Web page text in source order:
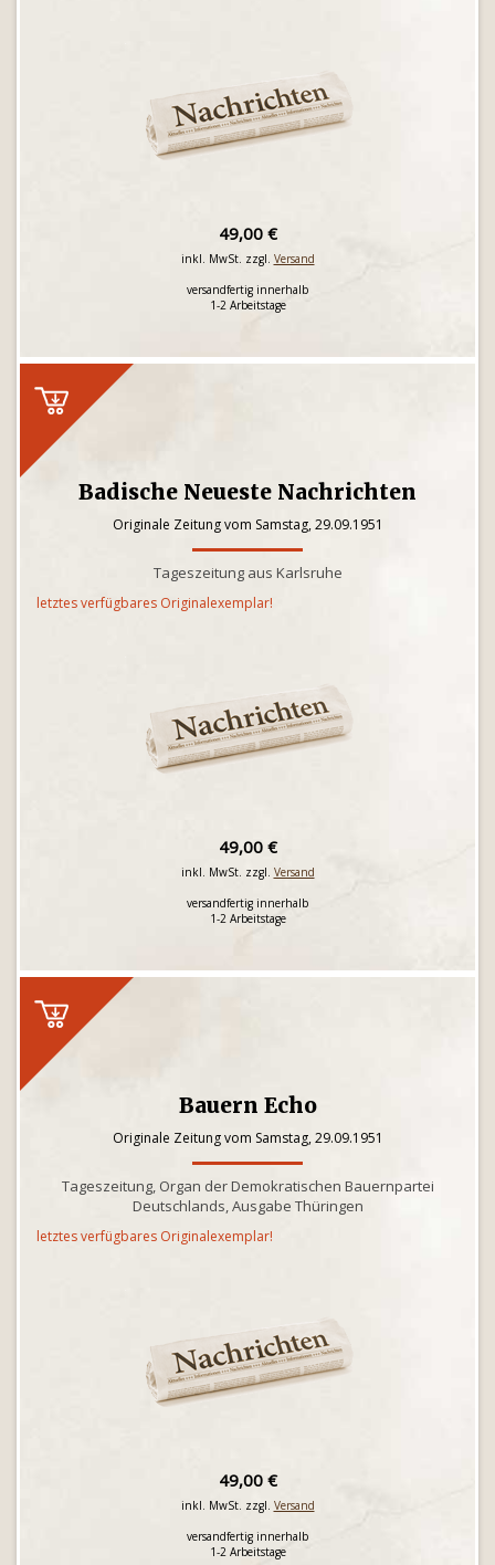
49,00 €
inkl. MwSt. zzgl. Versand
versandfertig innerhalb
1-2 Arbeitstage
Badische Neueste Nachrichten
Originale Zeitung vom Samstag, 29.09.1951
Tageszeitung aus Karlsruhe
letztes verfügbares Originalexemplar!
49,00 €
inkl. MwSt. zzgl. Versand
versandfertig innerhalb
1-2 Arbeitstage
Bauern Echo
Originale Zeitung vom Samstag, 29.09.1951
Tageszeitung, Organ der Demokratischen Bauernpartei
Deutschlands, Ausgabe Thüringen
letztes verfügbares Originalexemplar!
49,00 €
inkl. MwSt. zzgl. Versand
versandfertig innerhalb
1-2 Arbeitstage